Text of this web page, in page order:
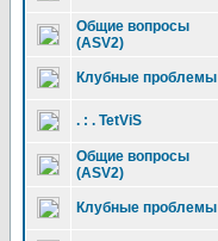
Общие вопросы
(ASV2)
Клубные проблемы
. : . TetViS
Общие вопросы
(ASV2)
Клубные проблемы